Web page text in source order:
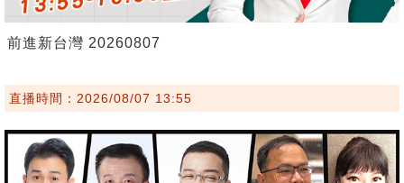
前進新台灣 20260807
直播時間：2026/08/07 13:55